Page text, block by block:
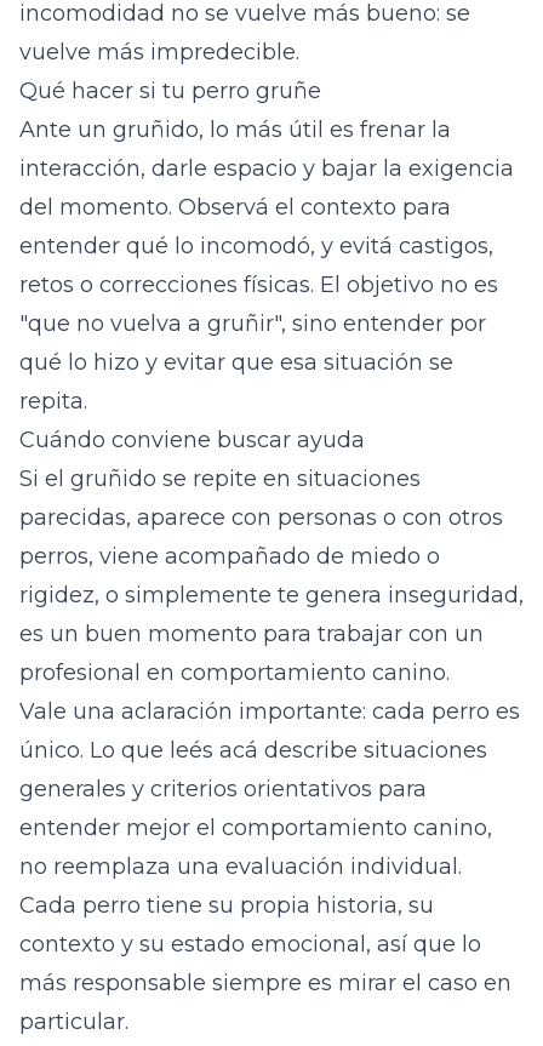
incomodidad no se vuelve más bueno: se
vuelve más impredecible.
Qué hacer si tu perro gruñe
Ante un gruñido, lo más útil es frenar la
interacción, darle espacio y bajar la exigencia
del momento. Observá el contexto para
entender qué lo incomodó, y evitá castigos,
retos o correcciones físicas. El objetivo no es
"que no vuelva a gruñir", sino entender por
qué lo hizo y evitar que esa situación se
repita.
Cuándo conviene buscar ayuda
Si el gruñido se repite en situaciones
parecidas, aparece con personas o con otros
perros, viene acompañado de miedo o
rigidez, o simplemente te genera inseguridad,
es un buen momento para trabajar con un
profesional en comportamiento canino.
Vale una aclaración importante: cada perro es
único. Lo que leés acá describe situaciones
generales y criterios orientativos para
entender mejor el comportamiento canino,
no reemplaza una evaluación individual.
Cada perro tiene su propia historia, su
contexto y su estado emocional, así que lo
más responsable siempre es mirar el caso en
particular.